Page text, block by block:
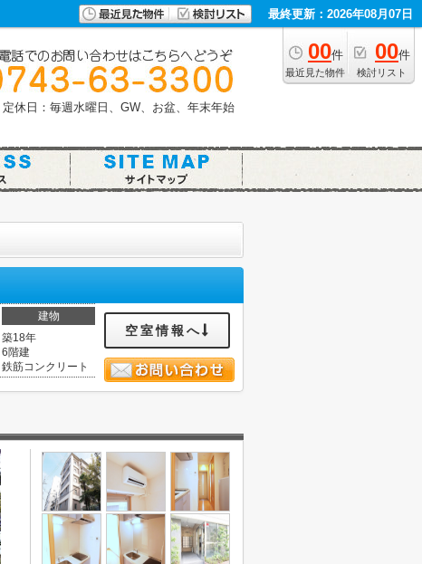
最終更新：2026年08月07日
00件
最近見た物件
00件
検討リスト
定休日：毎週水曜日、GW、お盆、年末年始
建物
築18年
6階建
鉄筋コンクリート
空室情報へ